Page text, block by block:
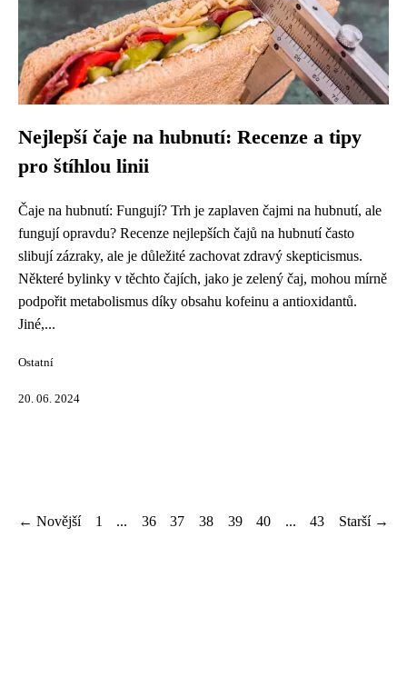
Nejlepší čaje na hubnutí: Recenze a tipy
pro štíhlou linii
Čaje na hubnutí: Fungují? Trh je zaplaven čajmi na hubnutí, ale
fungují opravdu? Recenze nejlepších čajů na hubnutí často
slibují zázraky, ale je důležité zachovat zdravý skepticismus.
Některé bylinky v těchto čajích, jako je zelený čaj, mohou mírně
podpořit metabolismus díky obsahu kofeinu a antioxidantů.
Jiné,...
Ostatní
20. 06. 2024
← Novější 1 ... 36 37 38 39 40 ... 43 Starší →